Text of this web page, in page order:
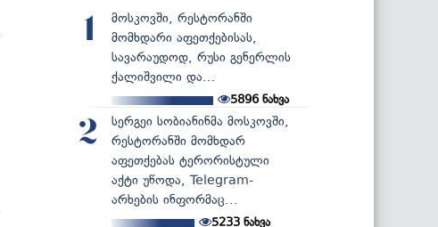
1
მოსკოვში, რესტორანში
მომხდარი აფეთქებისას,
სავარაუდოდ, რუსი გენერლის
ქალიშვილი და...
5896ნახვა
2
სერგეი სობიანინმა მოსკოვში,
რესტორანში მომხდარ
აფეთქებას ტერორისტული
აქტი უწოდა, Telegram-
არხების ინფორმაც...
5233 ნახვა